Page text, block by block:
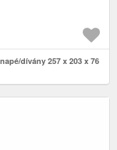
dívány 257 x 203 x 76